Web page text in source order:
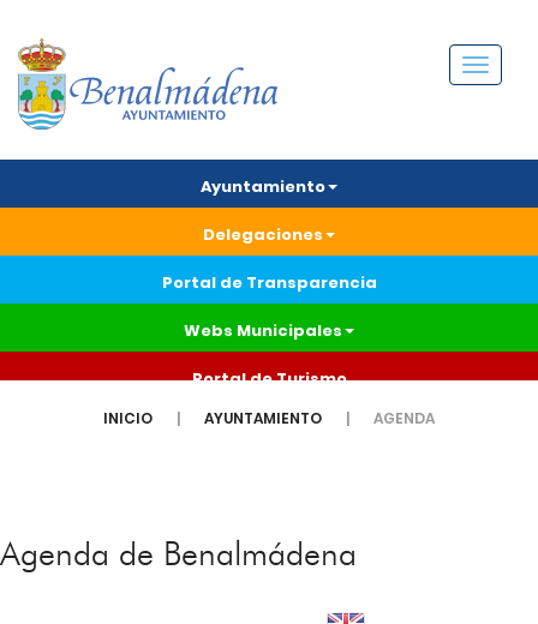
Menú
Ayuntamiento
Delegaciones
Portal de Transparencia
Webs Municipales
Portal de Turismo
INICIO AYUNTAMIENTO AGENDA
Agenda de Benalmádena